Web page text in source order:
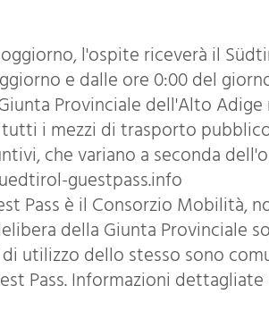
l'ospite riceverà il
e dalle ore 0:00 del
Provinciale dell'Alto Adige
i mezzi di trasporto
che variano a seconda
guestpass.info
Pass è il Consorzio Mobilità,
della Giunta Provinciale
utilizzo dello stesso sono
Pass. Informazioni